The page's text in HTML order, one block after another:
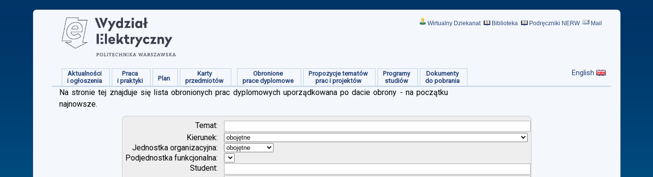
Wirtualny Dziekanat Biblioteka Podręczniki NERW Mail
Aktualności
i ogłoszenia
Praca
i praktyki
Plan
Karty
przedmiotów
Obronione
prace dyplomowe
Propozycje tematów
prac i projektów
Programy
studiów
Dokumenty
do pobrania
English
Na stronie tej znajduje się lista obronionych prac dyplomowych uporządkowana po dacie obrony - na początku
najnowsze.
Temat:
Kierunek:
Jednostka organizacyjna:
Podjednostka funkcjonalna:
Student: